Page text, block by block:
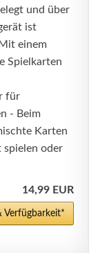
und über
ist
einem
Spielkarten
für
- Beim
Karten
spielen oder
14,99 EUR
Verfügbarkeit*